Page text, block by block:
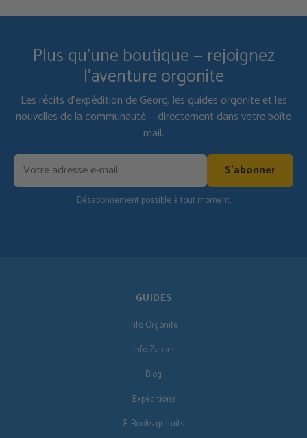
Plus qu'une boutique — rejoignez
l'aventure orgonite
Les récits d'expédition de Georg, les guides orgonite et les
nouvelles de la communauté — directement dans votre boîte
mail.
S'abonner
Désabonnement possible à tout moment.
GUIDES
Info Orgonite
Info Zapper
Blog
Expéditions
E-Books gratuits